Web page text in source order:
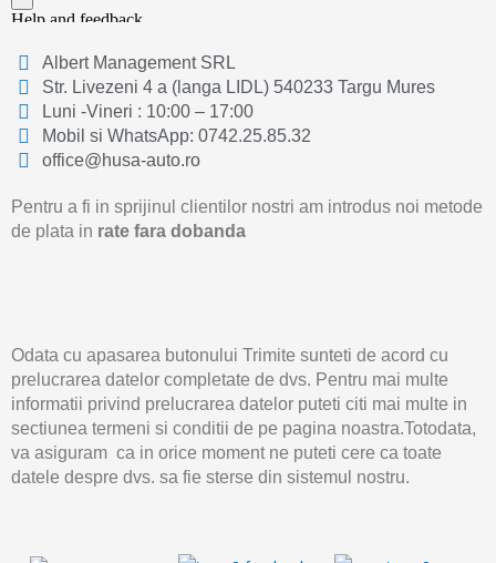
Albert Management SRL
Str. Livezeni 4 a (langa LIDL) 540233 Targu Mures
Luni -Vineri : 10:00 – 17:00
Mobil si WhatsApp: 0742.25.85.32
office@husa-auto.ro
Pentru a fi in sprijinul clientilor nostri am introdus noi metode
de plata in rate fara dobanda
Odata cu apasarea butonului Trimite sunteti de acord cu
prelucrarea datelor completate de dvs. Pentru mai multe
informatii privind prelucrarea datelor puteti citi mai multe in
sectiunea termeni si conditii de pe pagina noastra.Totodata,
va asiguram ca in orice moment ne puteti cere ca toate
datele despre dvs. sa fie sterse din sistemul nostru.